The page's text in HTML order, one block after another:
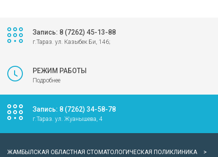
Запись: 8 (7262) 45-13-88
г.Тараз. ул. Казыбек Би, 146;
РЕЖИМ РАБОТЫ
Подробнее
Запись: 8 (7262) 34-58-78
г.Тараз. ул. Жуанышева, 4
ЖАМБЫЛСКАЯ ОБЛАСТНАЯ СТОМАТОЛОГИЧЕСКАЯ ПОЛИКЛИНИКА
>